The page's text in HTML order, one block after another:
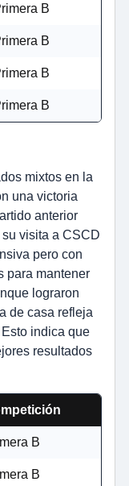
B
B
B
B
mixtos en la
una victoria
anterior
visita a CSCD
pero con
para mantener
lograron
de casa refleja
indica que
resultados
B
B